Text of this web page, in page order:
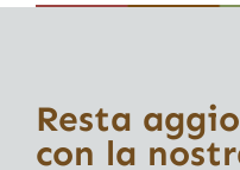
Resta
con la